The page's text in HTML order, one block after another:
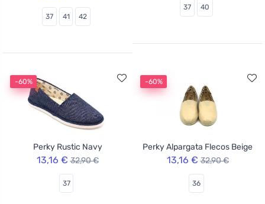
37 41 42
37 40
-60%
Perky Rustic Navy
13,16 € 32,90 €
37
-60%
Perky Alpargata Flecos Beige
13,16 € 32,90 €
36